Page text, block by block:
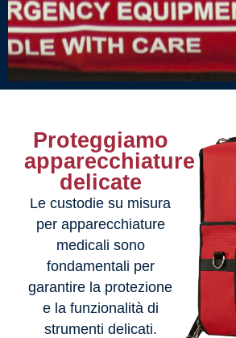
Proteggiamo
apparecchiature
delicate
Le custodie su misura
per apparecchiature
medicali sono
fondamentali per
garantire la protezione
e la funzionalità di
strumenti delicati.